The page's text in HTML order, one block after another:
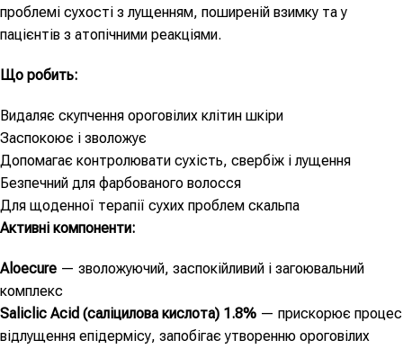
проблемі сухості з лущенням, поширеній взимку та у
пацієнтів з атопічними реакціями.
Що робить:
Видаляє скупчення ороговілих клітин шкіри
Заспокоює і зволожує
Допомагає контролювати сухість, свербіж і лущення
Безпечний для фарбованого волосся
Для щоденної терапії сухих проблем скальпа
Активні компоненти:
Aloecure — зволожуючий, заспокійливий і загоювальний
комплекс
Saliclic Acid (саліцилова кислота) 1.8% — прискорює процес
відлущення епідермісу, запобігає утворенню ороговілих